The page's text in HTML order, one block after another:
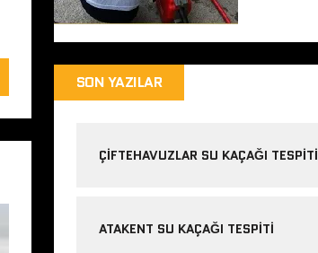
SON YAZILAR
ÇIFTEHAVUZLAR SU KAÇAĞI TESPITI
ATAKENT SU KAÇAĞI TESPITI